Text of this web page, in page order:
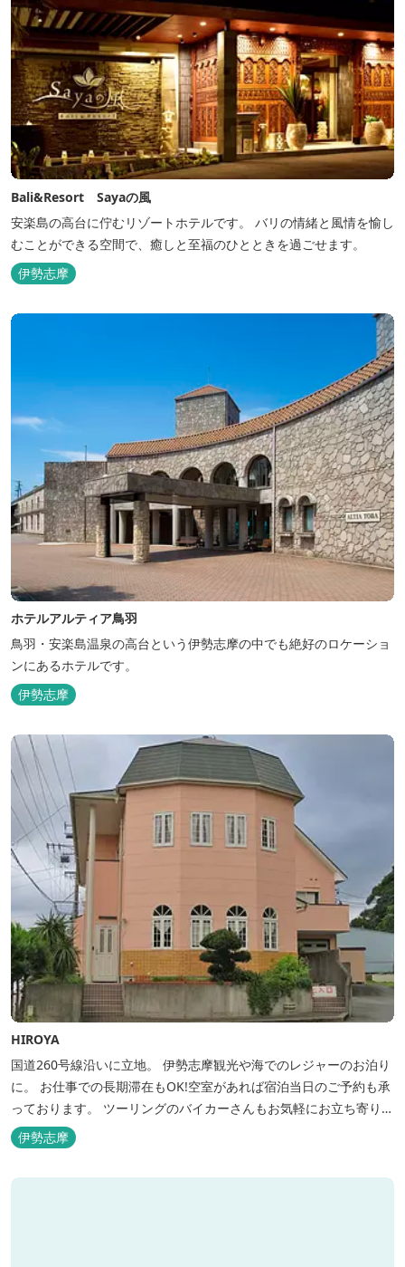
Bali&Resort Sayaの風
安楽島の高台に佇むリゾートホテルです。 バリの情緒と風情を愉し
むことができる空間で、癒しと至福のひとときを過ごせます。
伊勢志摩
ホテルアルティア鳥羽
鳥羽・安楽島温泉の高台という伊勢志摩の中でも絶好のロケーショ
ンにあるホテルです。
伊勢志摩
HIROYA
国道260号線沿いに立地。 伊勢志摩観光や海でのレジャーのお泊り
に。 お仕事での長期滞在もOK!空室があれば宿泊当日のご予約も承
っております。 ツーリングのバイカーさんもお気軽にお立ち寄りく
ださい。
伊勢志摩